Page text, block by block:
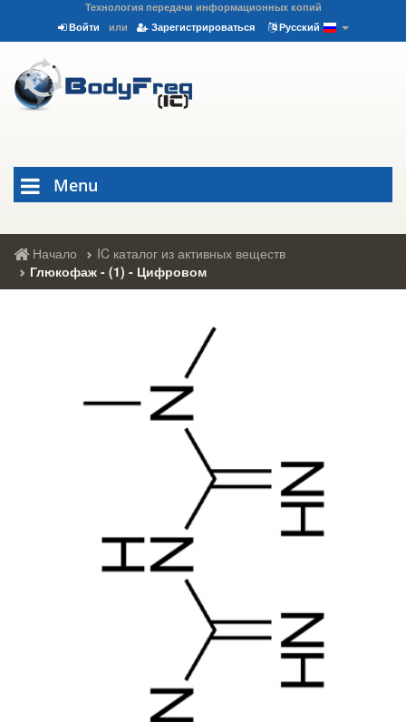
Технология передачи информационных копий
Войти
или Зарегистрироваться Русский
Menu
Начало
IC каталог из активных веществ
Глюкофаж - (1) - Цифровом